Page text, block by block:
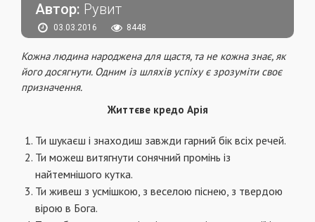
Автор: Рувит
03.03.2016 8448
Кожна людина народжена для щастя, та не кожна знає, як
його досягнути. Одним із шляхів успіху є зрозуміти своє
призначення.
Життєве кредо Арія
Ти шукаєш і знаходиш завжди гарний бік всіх речей.
Ти можеш витягнути сонячний промінь із
найтемнішого кутка.
Ти живеш з усмішкою, з веселою піснею, з твердою
вірою в Бога.